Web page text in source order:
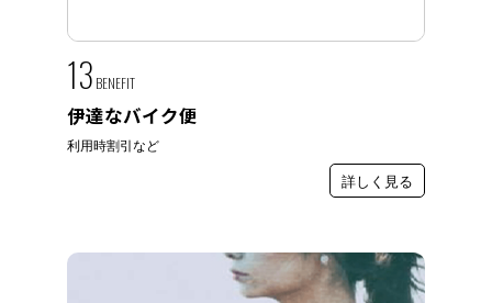
13 BENEFIT
伊達なバイク便
利用時割引など
詳しく見る